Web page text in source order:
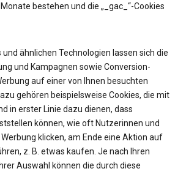
bestehen und die „_gac_“-Cookies
und ähnlichen Technologien lassen sich die
und Kampagnen sowie Conversion-
auf einer von Ihnen besuchten
gehören beispielsweise Cookies, die mit
in erster Linie dazu dienen, dass
können, wie oft Nutzerinnen und
klicken, am Ende eine Aktion auf
z. B. etwas kaufen. Je nach Ihren
Auswahl können die durch diese